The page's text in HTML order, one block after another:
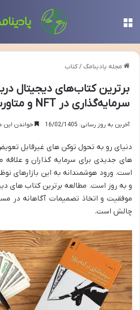
مجله پادینامگ /کتاب
برترین کتاب‌های دیجیتال
سرمایه‌گذاری در NFT و متاورس
آخرین به روز رسانی: 16/02/1405 خواندن این مطلب 21
های جدیدی برای سرمایه گذاران و علاقه
است. ورود هوشمندانه به این بازارهای
و به روز است. مطالعه برترین کتاب های
موفقیت و اتخاذ تصمیمات آگاهانه در
چالش است.